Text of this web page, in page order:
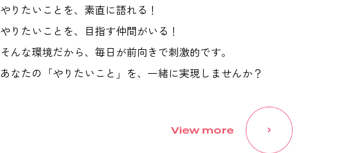
やりたいことを、素直に語れる！
やりたいことを、目指す仲間がいる！
そんな環境だから、毎日が前向きで刺激的です。
あなたの「やりたいこと」を、一緒に実現しませんか？
View more